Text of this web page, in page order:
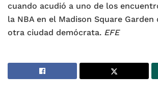
cuando acudió a uno de los
la NBA en el Madison Square Garden
otra ciudad demócrata. EFE